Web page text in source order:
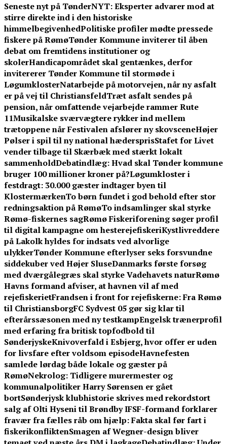
Seneste nyt på TønderNYT:Eksperter advarer mod at
stirre direkte ind i den historiske
himmelbegivenhedPolitiske profiler mødte pressede
fiskere på RømøTønder Kommune inviterer til åben
debat om fremtidens institutioner og
skolerHandicapområdet skal gentænkes, derfor
invitererer Tønder Kommune til stormøde i
LøgumklosterNatarbejde på motorvejen, når ny asfalt
er på vej til ChristiansfeldTræt asfalt sendes på
pension, når omfattende vejarbejde rammer Rute
11Musikalske sværvægtere rykker ind mellem
trætoppene når Festivalen afslører ny skovsceneHøjer
Pølser i spil til ny national hædersprisStafet for Livet
vender tilbage til Skærbæk med stærkt lokalt
sammenholdDebatindlæg: Hvad skal Tønder kommune
bruger 100 millioner kroner på?Løgumkloster i
festdragt: 30.000 gæster indtager byen til
KlostermærkenTo børn fundet i god behold efter stor
redningsaktion på RømøTo indsamlinger skal styrke
Rømø-fiskernes sagRømø Fiskeriforening søger profil
til digital kampagne om hesterejefiskeriKystlivreddere
på Lakolk hyldes for indsats ved alvorlige
ulykkerTønder Kommune efterlyser seks forsvundne
siddekuber ved Højer SluseDanmarks første forsøg
med dværgålegræs skal styrke Vadehavets naturRømø
Havns formand afviser, at havnen vil af med
rejefiskerietFrandsen i front for rejefiskerne: Fra Rømø
til ChristiansborgFC Sydvest 05 gør sig klar til
efterårssæsonen med ny testkampEngelsk trænerprofil
med erfaring fra britisk topfodbold til
SønderjyskeKnivoverfald i Esbjerg, hvor offer er uden
for livsfare efter voldsom episodeHavnefesten
samlede lørdag både lokale og gæster på
RømøNekrolog: Tidligere murermester og
kommunalpolitiker Harry Sørensen er gået
bortSønderjysk klubhistorie skrives med rekordstort
salg af Olti Hyseni til Brøndby IFSF-formand forklarer
fravær fra fælles råb om hjælp: Fakta skal før fart i
fiskerikonfliktenSmagen af Wegner-design bliver